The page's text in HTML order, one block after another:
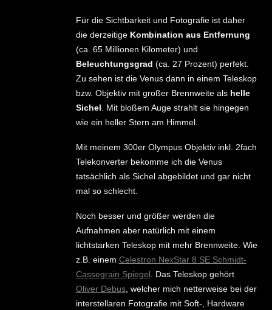
Für die Sichtbarkeit und Fotografie ist daher
die derzeitige Kombination aus Entfernung
(ca. 65 Millionen Kilometer) und
Beleuchtungsgrad (ca. 27 Prozent) perfekt.
Zu sehen ist die Venus dann in einem Teleskop
bzw. Objektiv mit großer Brennweite als helle
Sichel . Mit bloßem Auge strahlt sie hingegen
wie ein heller Stern am Himmel.
Mit meinem 300er Olympus Objektiv inkl. 2fach
Telekonverter bekomme ich die Venus
tatsächlich als Sichel abgebildet und gar nicht
mal so schlecht.
Noch besser und größer werden die
Aufnahmen aber natürlich mit einem
lichtstarken Teleskop mit mehr Brennweite. Wie
z.B. einem Celestron NexStar 8 SE Schmidt-
Cassegrain Spiegel. Das Teleskop gehört
Oliver Debus, welcher mich netterweise bei der
interstellaren Fotografie mit Soft-, Hardware